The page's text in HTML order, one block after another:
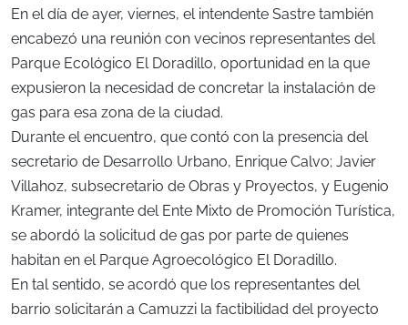
En el día de ayer, viernes, el intendente Sastre también
encabezó una reunión con vecinos representantes del
Parque Ecológico El Doradillo, oportunidad en la que
expusieron la necesidad de concretar la instalación de
gas para esa zona de la ciudad.
Durante el encuentro, que contó con la presencia del
secretario de Desarrollo Urbano, Enrique Calvo; Javier
Villahoz, subsecretario de Obras y Proyectos, y Eugenio
Kramer, integrante del Ente Mixto de Promoción Turística,
se abordó la solicitud de gas por parte de quienes
habitan en el Parque Agroecológico El Doradillo.
En tal sentido, se acordó que los representantes del
barrio solicitarán a Camuzzi la factibilidad del proyecto